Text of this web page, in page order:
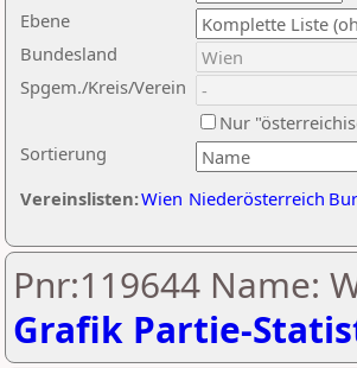
Ebene
Sortierung
Bundesland
Spgem./Kreis/Verein
Nur
Vereinslisten:Wien Niederösterreich
Pnr:119644 Name:
Grafik Partie-